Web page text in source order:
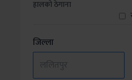
हालको ठेगाना
जिल्ला